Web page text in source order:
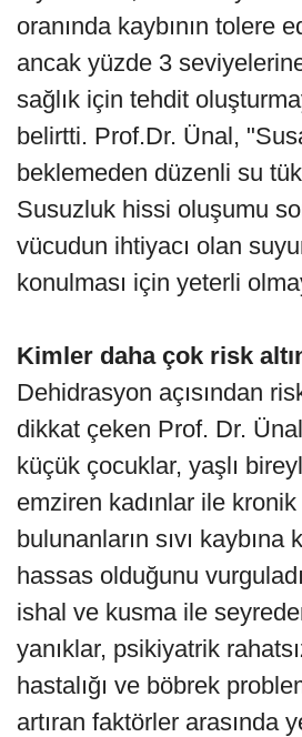
oranında kaybının tolere
ancak yüzde 3
sağlık için tehdit
belirtti. Prof.Dr. Ünal,
beklemeden düzenli su
Susuzluk hissi oluşumu
vücudun ihtiyacı olan
konulması için yeterli
Kimler daha çok risk
Dehidrasyon açısından
dikkat çeken Prof. Dr.
küçük çocuklar, yaşlı
emziren kadınlar ile kronik
bulunanların sıvı kaybına
hassas olduğunu
ishal ve kusma ile
yanıklar, psikiyatrik
hastalığı ve böbrek
artıran faktörler arasında